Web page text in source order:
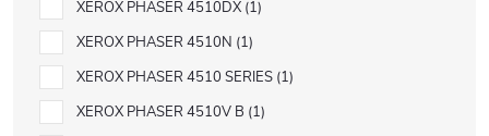
XEROX PHASER 4510DX 1
XEROX PHASER 4510N 1
XEROX PHASER 4510 SERIES 1
XEROX PHASER 4510V B 1